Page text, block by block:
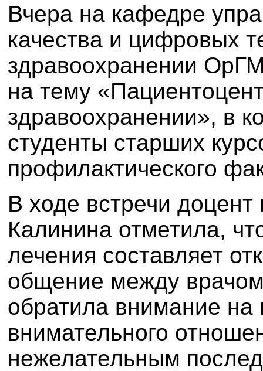
Вчера на кафедре
качества и цифровых
здравоохранении
на тему
здравоохранении», в
студенты старших
профилактического
В ходе встречи
Калинина отметила,
лечения составляет
общение между
обратила внимание на
внимательного
нежелательным